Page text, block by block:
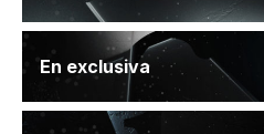
En exclusiva